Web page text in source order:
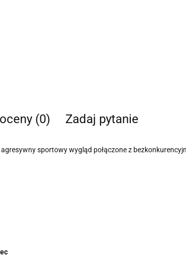
(0) Zadaj pytanie
sportowy wygląd połączone z